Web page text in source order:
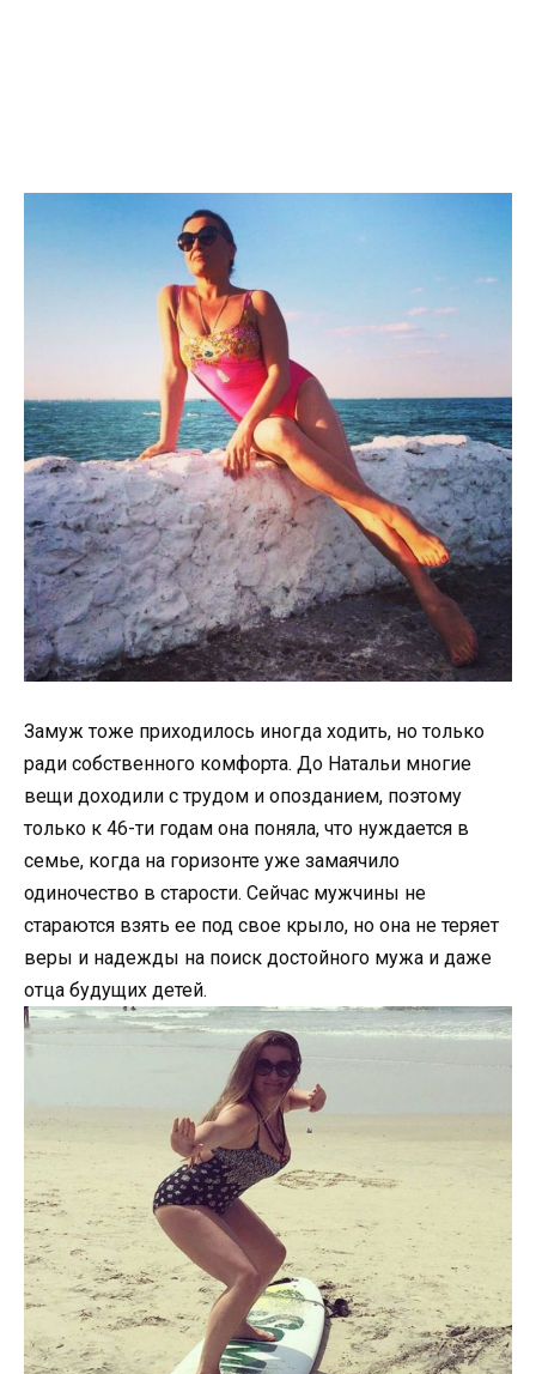
Замуж тоже приходилось иногда ходить, но только
ради собственного комфорта. До Натальи многие
вещи доходили с трудом и опозданием, поэтому
только к 46-ти годам она поняла, что нуждается в
семье, когда на горизонте уже замаячило
одиночество в старости. Сейчас мужчины не
стараются взять ее под свое крыло, но она не теряет
веры и надежды на поиск достойного мужа и даже
отца будущих детей.